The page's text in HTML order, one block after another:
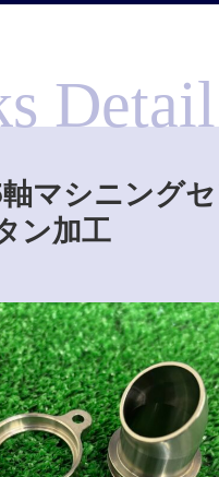
リシー
8:00～17:00 土日・祝祭日を除く
Detail
マシニング
ン加工